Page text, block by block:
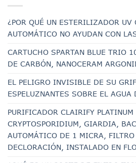
¿POR QUÉ UN ESTERILIZADOR UV
AUTOMÁTICO NO AYUDAN CON
CARTUCHO SPARTAN BLUE TRIO
DE CARBÓN, NANOCERAM
EL PELIGRO INVISIBLE DE SU
ESPELUZNANTES SOBRE EL
PURIFICADOR CLAIRIFY
CRYPTOSPORIDIUM, GIARDIA,
AUTOMÁTICO DE 1 MICRA,
DECLORACIÓN, INSTALADO EN